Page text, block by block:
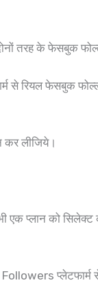
तरह के फेसबुक
रियल फेसबुक
लीजिये।
एक प्लान को
प्लेटफार्म